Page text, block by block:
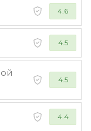
4.6
4.5
4.5
4.4